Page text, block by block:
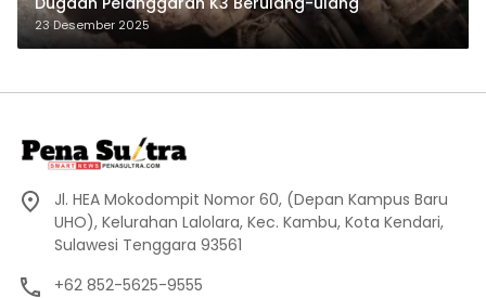
23 Desember 2025
Jl. HEA Mokodompit Nomor 60, (Depan Kampus Baru
UHO), Kelurahan Lalolara, Kec. Kambu, Kota Kendari,
Sulawesi Tenggara 93561
+62 852-5625-9555